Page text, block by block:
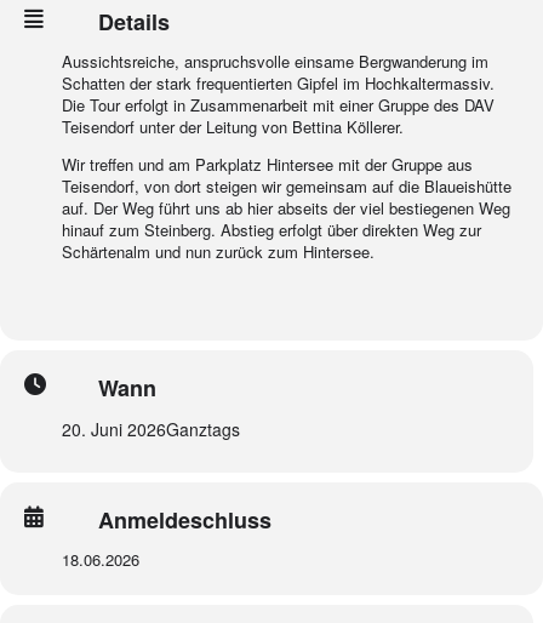
Details
Aussichtsreiche, anspruchsvolle einsame Bergwanderung im
Schatten der stark frequentierten Gipfel im Hochkaltermassiv.
Die Tour erfolgt in Zusammenarbeit mit einer Gruppe des DAV
Teisendorf unter der Leitung von Bettina Köllerer.
Wir treffen und am Parkplatz Hintersee mit der Gruppe aus
Teisendorf, von dort steigen wir gemeinsam auf die Blaueishütte
auf. Der Weg führt uns ab hier abseits der viel bestiegenen Weg
hinauf zum Steinberg. Abstieg erfolgt über direkten Weg zur
Schärtenalm und nun zurück zum Hintersee.
Wann
20. Juni 2026Ganztags
Anmeldeschluss
18.06.2026